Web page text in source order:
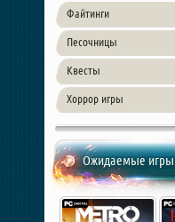
Файтинги
Песочницы
Квесты
Хоррор игры
Ожидаемые игры